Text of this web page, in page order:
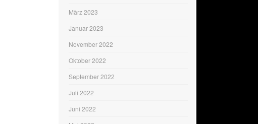
März 2023
Januar 2023
November 2022
Oktober 2022
September 2022
Juli 2022
Juni 2022